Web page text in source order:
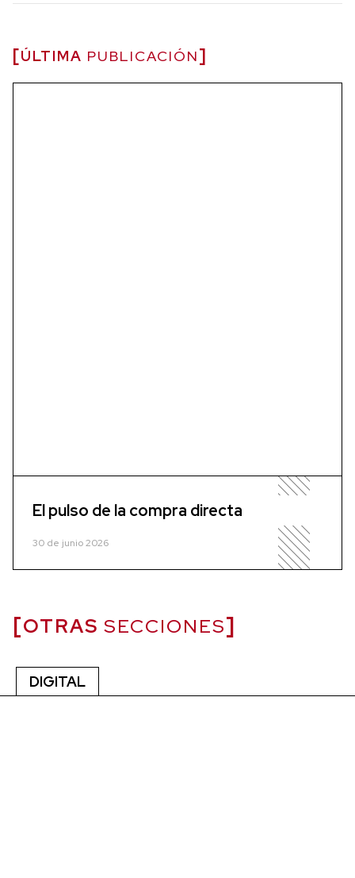
ÚLTIMA PUBLICACIÓN
El pulso de la compra directa
30 de junio 2026
OTRAS SECCIONES
DIGITAL